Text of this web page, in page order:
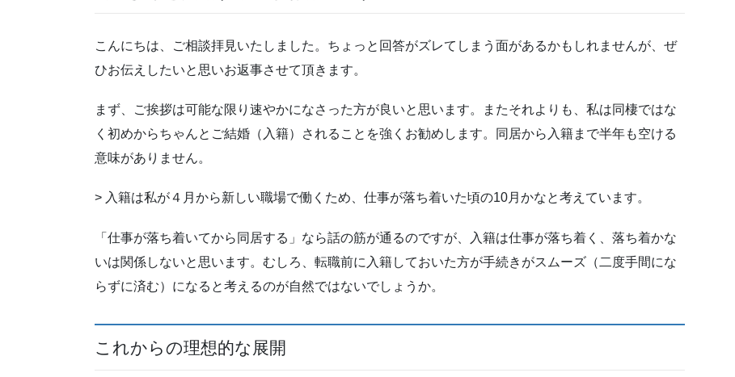
こんにちは、ご相談拝見いたしました。ちょっと回答がズレてしまう面があるかもしれませんが、ぜ
ひお伝えしたいと思いお返事させて頂きます。
まず、ご挨拶は可能な限り速やかになさった方が良いと思います。またそれよりも、私は同棲ではな
く初めからちゃんとご結婚（入籍）されることを強くお勧めします。同居から入籍まで半年も空ける
意味がありません。
> 入籍は私が４月から新しい職場で働くため、仕事が落ち着いた頃の10月かなと考えています。
「仕事が落ち着いてから同居する」なら話の筋が通るのですが、入籍は仕事が落ち着く、落ち着かな
いは関係しないと思います。むしろ、転職前に入籍しておいた方が手続きがスムーズ（二度手間にな
らずに済む）になると考えるのが自然ではないでしょうか。
これからの理想的な展開